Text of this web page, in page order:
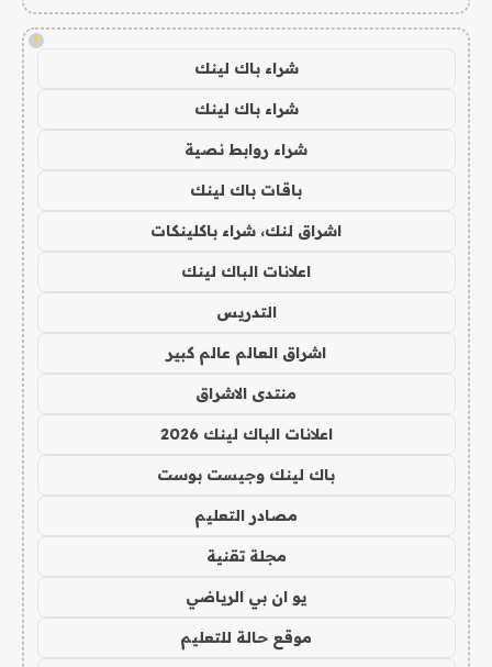
!
شراء باك لينك
شراء باك لينك
شراء روابط نصية
باقات باك لينك
اشراق لنك، شراء باكلينكات
اعلانات الباك لينك
التدريس
اشراق العالم عالم كبير
منتدى الاشراق
اعلانات الباك لينك 2026
باك لينك وجيست بوست
مصادر التعليم
مجلة تقنية
يو ان بي الرياضي
موقع حالة للتعليم